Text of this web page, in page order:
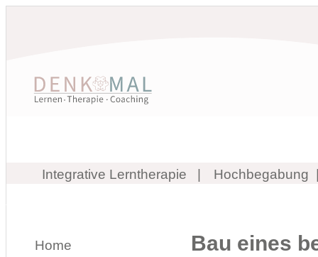
Integrative Lerntherapie Hochbegabung
Home
Bau eines